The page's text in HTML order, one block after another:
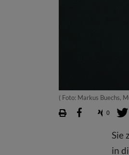
( Foto: Markus Buechs,
0
Sie
in